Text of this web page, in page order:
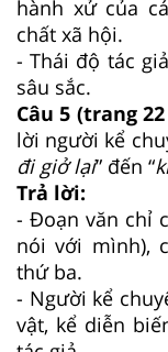
hành xử của
chất xã hội.
- Thái độ tác
sâu sắc.
Câu 5 (trang
lời người kể
đi giở lại” đến “
Trả lời:
- Đoạn văn chỉ
nói với mình),
thứ ba.
- Người kể
vật, kể diễn